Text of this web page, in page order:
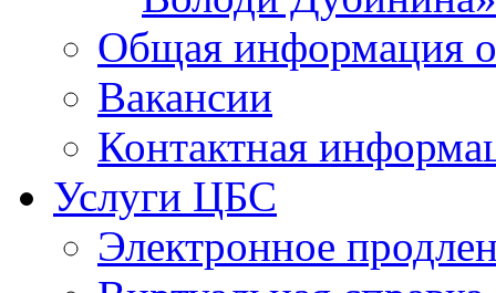
Общая информация
Вакансии
Контактная
Услуги ЦБС
Электронное